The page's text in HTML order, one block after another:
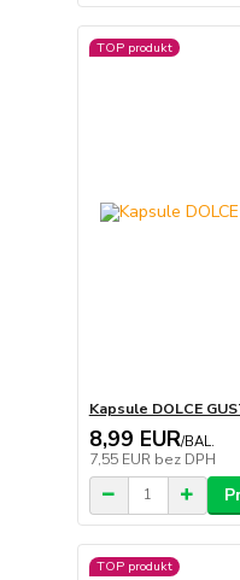
TOP produkt
Kapsule DOLCE
8,99 EUR/BAL.
7,55 EUR bez DPH
TOP produkt